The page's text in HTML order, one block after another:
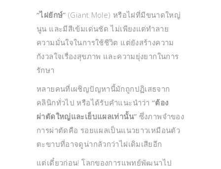
“ไฝยักษ์” (Giant Mole) หรือไฝที่มีขนาดใหญ่
นูน และมีสีเข้มเด่นชัด ไม่เพียงแต่ทำลาย
ความมั่นใจในการใช้ชีวิต แต่ยังสร้างความ
กังวลใจเรื่องสุขภาพ และความยุ่งยากในการ
รักษา
หลายคนที่เผชิญปัญหานี้มักถูกปฏิเสธจาก
คลินิกทั่วไป หรือได้รับคำแนะนำว่า “ต้อง
ผ่าตัดใหญ่และเย็บแผลเท่านั้น” ซึ่งภาพจำของ
การผ่าตัดคือ รอยแผลเป็นแนวยาวเหมือนตัว
ตะขาบที่อาจดูน่ากลัวกว่าไฝเดิมเสียอีก
แต่เดี๋ยวก่อน! โลกของการแพทย์พัฒนาไป